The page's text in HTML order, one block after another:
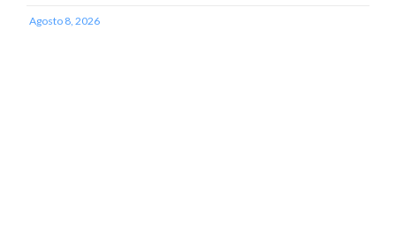
Agosto 8, 2026